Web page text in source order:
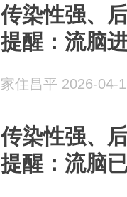
传染性强、
提醒：流脑
家住昌平 2026-04-
传染性强、
提醒：流脑